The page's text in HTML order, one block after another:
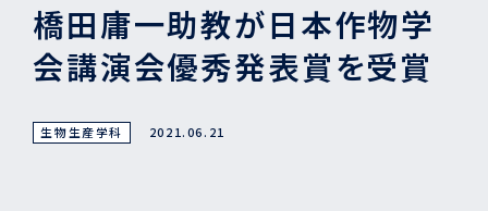
橋田庸一助教が日本作物学
会講演会優秀発表賞を受賞
生物生産学科 2021.06.21